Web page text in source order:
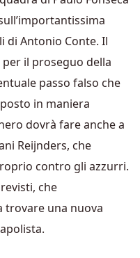
di Antonio Conte. Il
il proseguo della
passo falso che
in maniera
dovrà fare anche a
Reijnders, che
contro gli azzurri.
che
trovare una nuova